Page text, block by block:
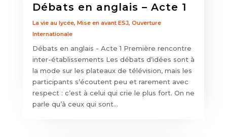
Débats en anglais – Acte 1
La vie au lycée, Mise en avant ESJ, Ouverture
Internationale
Débats en anglais - Acte 1 Première rencontre
inter-établissements Les débats d’idées sont à
la mode sur les plateaux de télévision, mais les
participants s’écoutent peu et rarement avec
respect : c’est à celui qui crie le plus fort. On ne
parle qu’à ceux qui sont...